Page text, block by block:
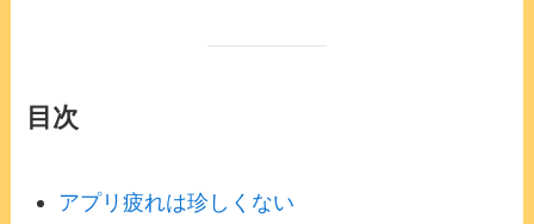
目次
アプリ疲れは珍しくない